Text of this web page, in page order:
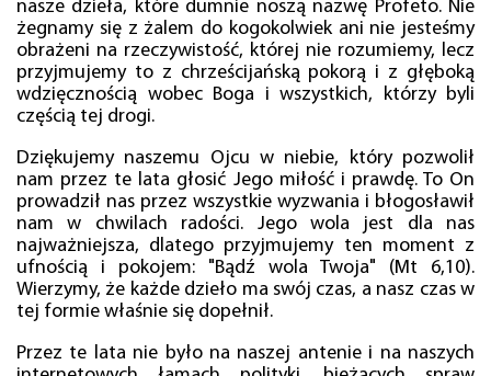
nasze dzieła, które dumnie noszą nazwę Profeto. Nie
żegnamy się z żalem do kogokolwiek ani nie jesteśmy
obrażeni na rzeczywistość, której nie rozumiemy, lecz
przyjmujemy to z chrześcijańską pokorą i z głęboką
wdzięcznością wobec Boga i wszystkich, którzy byli
częścią tej drogi.
Dziękujemy naszemu Ojcu w niebie, który pozwolił
nam przez te lata głosić Jego miłość i prawdę. To On
prowadził nas przez wszystkie wyzwania i błogosławił
nam w chwilach radości. Jego wola jest dla nas
najważniejsza, dlatego przyjmujemy ten moment z
ufnością i pokojem: "Bądź wola Twoja" (Mt 6,10).
Wierzymy, że każde dzieło ma swój czas, a nasz czas w
tej formie właśnie się dopełnił.
Przez te lata nie było na naszej antenie i na naszych